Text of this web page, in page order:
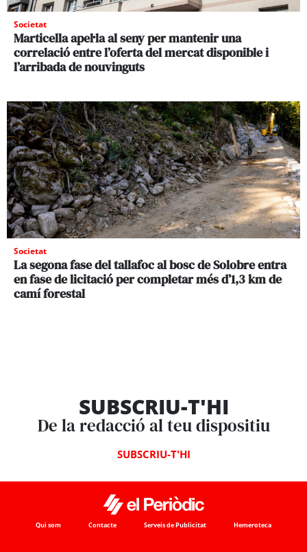
Societat
Marticella apel·la al seny per mantenir una
correlació entre l’oferta del mercat disponible i
l’arribada de nouvinguts
Societat
La segona fase del tallafoc al bosc de Solobre entra
en fase de licitació per completar més d’1,3 km de
camí forestal
SUBSCRIU-T'HI
De la redacció al teu dispositiu
SUBSCRIU-T'HI
Qui som Contacte Serveis de Publicitat Hemeroteca